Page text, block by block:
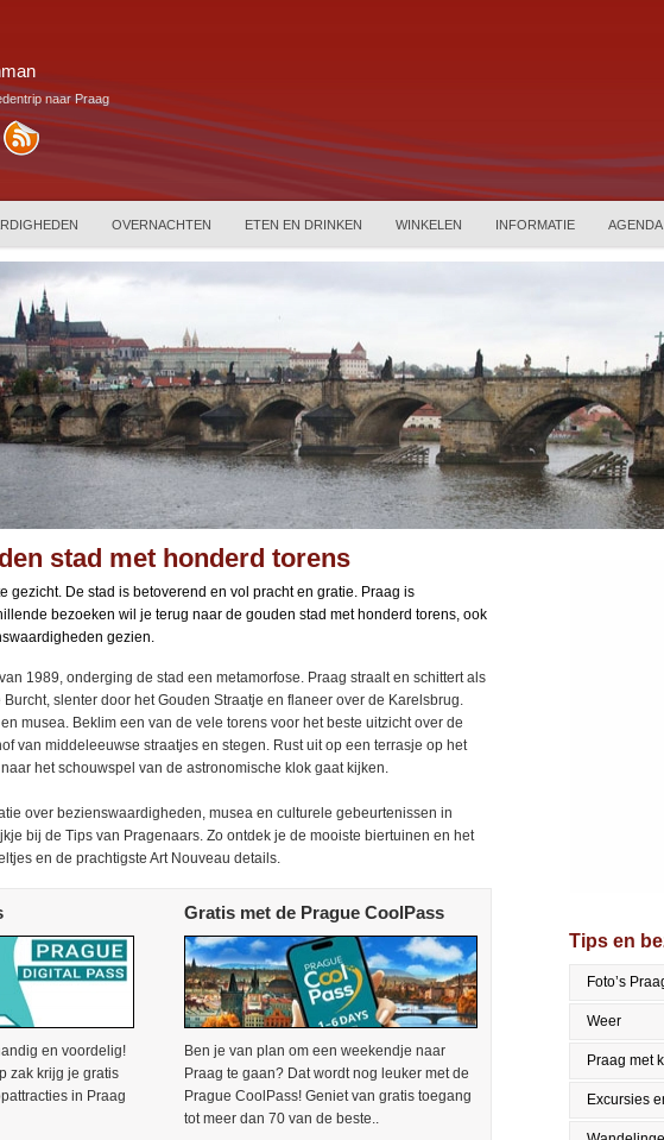
naar Praag
OVERNACHTEN ETEN EN DRINKEN WINKELEN INFORMATIE AGENDA
stad met honderd torens
gezicht. De stad is betoverend en vol pracht en gratie. Praag is
bezoeken wil je terug naar de gouden stad met honderd torens, ook
gezien.
1989, onderging de stad een metamorfose. Praag straalt en schittert als
slenter door het Gouden Straatje en flaneer over de Karelsbrug.
musea. Beklim een van de vele torens voor het beste uitzicht over de
van middeleeuwse straatjes en stegen. Rust uit op een terrasje op het
het schouwspel van de astronomische klok gaat kijken.
over bezienswaardigheden, musea en culturele gebeurtenissen in
bij de Tips van Pragenaars. Zo ontdek je de mooiste biertuinen en het
en de prachtigste Art Nouveau details.
en voordelig!
zak krijg je gratis
in Praag
Gratis met de Prague CoolPass
Ben je van plan om een weekendje naar
Praag te gaan? Dat wordt nog leuker met de
Prague CoolPass! Geniet van gratis toegang
tot meer dan 70 van de beste..
Tips en
Foto’s
Weer
Praag met
Excursies